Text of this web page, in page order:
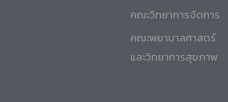
คณะวิทยาการจัดการ
คณะพยาบาลศาสตร์
และวิทยาการสุขภาพ